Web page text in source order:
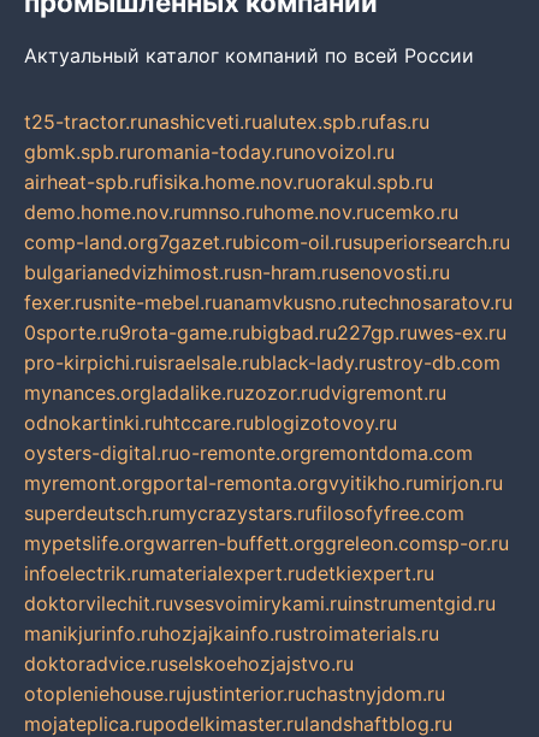
Актуальный каталог компаний по всей России
t25-tractor.runashicveti.rualutex.spb.rufas.ru
gbmk.spb.ruromania-today.runovoizol.ru
airheat-spb.rufisika.home.nov.ruorakul.spb.ru
demo.home.nov.rumnso.ruhome.nov.rucemko.ru
comp-land.org7gazet.rubicom-oil.rusuperiorsearch.ru
bulgarianedvizhimost.rusn-hram.rusenovosti.ru
fexer.rusnite-mebel.ruanamvkusno.rutechnosaratov.ru
0sporte.ru9rota-game.rubigbad.ru227gp.ruwes-ex.ru
pro-kirpichi.ruisraelsale.rublack-lady.rustroy-db.com
mynances.orgladalike.ruzozor.rudvigremont.ru
odnokartinki.ruhtccare.rublogizotovoy.ru
oysters-digital.ruo-remonte.orgremontdoma.com
myremont.orgportal-remonta.orgvyitikho.rumirjon.ru
superdeutsch.rumycrazystars.rufilosofyfree.com
mypetslife.orgwarren-buffett.orggreleon.comsp-or.ru
infoelectrik.rumaterialexpert.rudetkiexpert.ru
doktorvilechit.ruvsesvoimirykami.ruinstrumentgid.ru
manikjurinfo.ruhozjajkainfo.rustroimaterials.ru
doktoradvice.ruselskoehozjajstvo.ru
otopleniehouse.rujustinterior.ruchastnyjdom.ru
mojateplica.rupodelkimaster.rulandshaftblog.ru